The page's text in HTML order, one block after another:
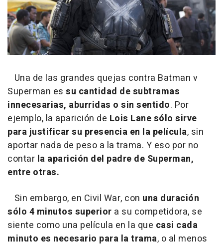
Una de las grandes quejas contra Batman v
Superman es su cantidad de subtramas
innecesarias, aburridas o sin sentido. Por
ejemplo, la aparición de Lois Lane sólo sirve
para justificar su presencia en la película, sin
aportar nada de peso a la trama. Y eso por no
contar la aparición del padre de Superman,
entre otras.
Sin embargo, en Civil War, con una duración
sólo 4 minutos superior a su competidora, se
siente como una película en la que casi cada
minuto es necesario para la trama, o al menos